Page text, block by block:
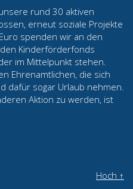
rund 30 aktiven
erneut soziale Projekte
spenden wir an den
Kinderförderfonds
im Mittelpunkt stehen.
Ehrenamtlichen, die sich
dafür sogar Urlaub nehmen.
Aktion zu werden, ist
Hoch ↑